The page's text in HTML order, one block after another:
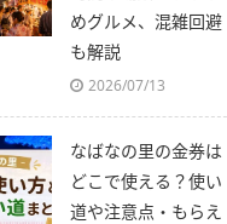
めグルメ、混雑回避
も解説
2026/07/13
なばなの里の金券は
どこで使える？使い
道や注意点・もらえ